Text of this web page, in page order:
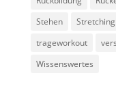
Stehen
Stretching
trageworkout
Wissenswertes